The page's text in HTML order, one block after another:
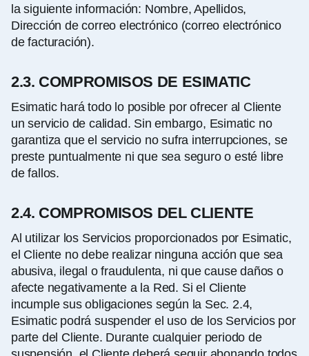
la siguiente información: Nombre, Apellidos,
Dirección de correo electrónico (correo electrónico
de facturación).
2.3. COMPROMISOS DE ESIMATIC
Esimatic hará todo lo posible por ofrecer al Cliente
un servicio de calidad. Sin embargo, Esimatic no
garantiza que el servicio no sufra interrupciones, se
preste puntualmente ni que sea seguro o esté libre
de fallos.
2.4. COMPROMISOS DEL CLIENTE
Al utilizar los Servicios proporcionados por Esimatic,
el Cliente no debe realizar ninguna acción que sea
abusiva, ilegal o fraudulenta, ni que cause daños o
afecte negativamente a la Red. Si el Cliente
incumple sus obligaciones según la Sec. 2.4,
Esimatic podrá suspender el uso de los Servicios por
parte del Cliente. Durante cualquier periodo de